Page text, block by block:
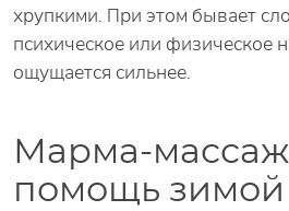
хрупкими. При этом бывает
психическое или физическое
ощущается сильнее.
Марма-
помощь зимой